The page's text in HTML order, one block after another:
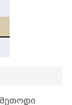
მეთოდი